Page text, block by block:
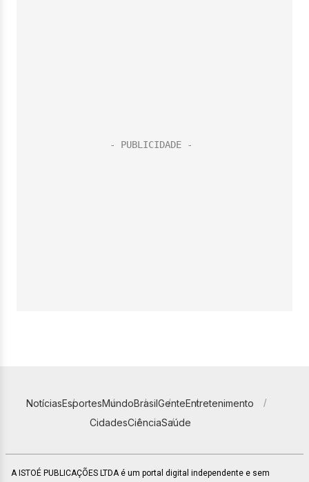
NotíciasEsportesMundoBrasilGenteEntretenimento
CidadesCiênciaSaúde
A ISTOÉ PUBLICAÇÕES LTDA é um portal digital independente e sem